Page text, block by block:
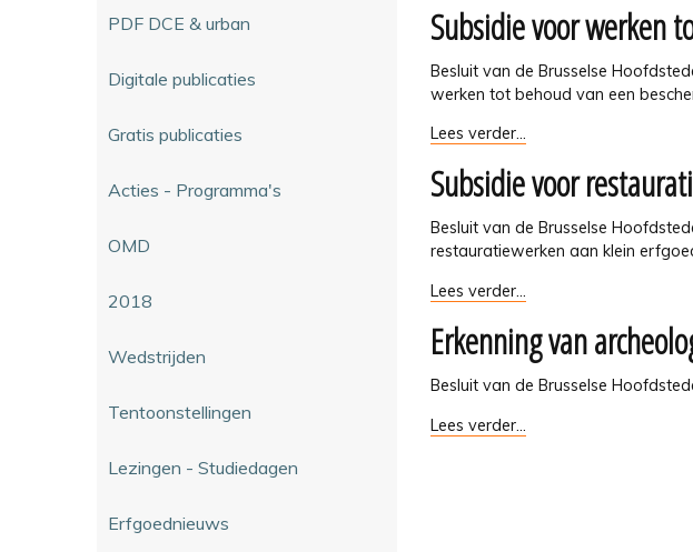
PDF DCE & urban
Digitale publicaties
Gratis publicaties
Acties - Programma's
OMD
2018
Wedstrijden
Tentoonstellingen
Lezingen - Studiedagen
Erfgoednieuws
-Subsidie voor werken
Besluit van de Brusselse
werken tot behoud van een
Subsidie
werken
tot
behoud
van
beschermd
-
Lees verder...
Subsidie voor
Besluit van de Brusselse
restauratiewerken aan klein
Subsidie
restauratiewerken
aan
klein
-
Lees verder...
Erkenning van
Besluit van de Brusselse
Erkenning
Lees verder...